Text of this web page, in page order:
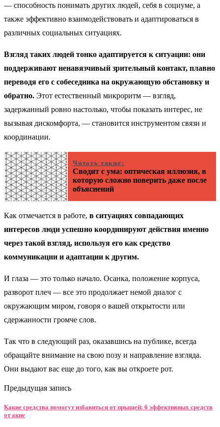
— способность понимать других людей, себя в социуме, а
также эффективно взаимодействовать и адаптироваться в
различных социальных ситуациях.
Взгляд таких людей тонко адаптируется к ситуации: они
поддерживают ненавязчивый зрительный контакт, плавно
переводя его с собеседника на окружающую обстановку и
обратно. Этот естественный микроритм — взгляд,
задержанный ровно настолько, чтобы показать интерес, не
вызывая дискомфорта, — становится инструментом связи и
координации.
Читать также:
Сводит с ума: оптическая иллюзия, в
которую сложно поверить даже после
объяснений
Как отмечается в работе, в ситуациях совпадающих
интересов люди успешно координируют действия именно
через такой взгляд, используя его как средство
коммуникации и адаптации к другим.
И глаза — это только начало. Осанка, положение корпуса,
разворот плеч — все это продолжает немой диалог с
окружающим миром, говоря о вашей открытости или
сдержанности громче слов.
Так что в следующий раз, оказавшись на публике, всегда
обращайте внимание на свою позу и направление взгляда.
Они выдают вас еще до того, как вы откроете рот.
Предыдущая запись
Какие средства помогут избавиться от прыщей: 6 эффективных средств
от акне